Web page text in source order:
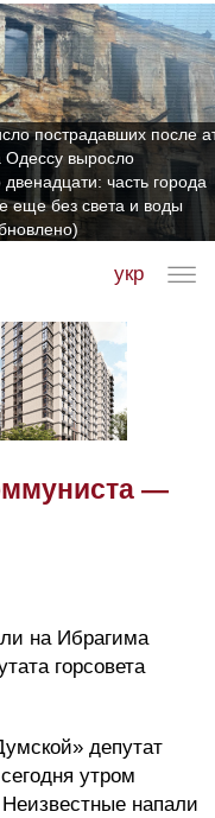
пострадавших после
Одессу выросло
двенадцати: часть города
еще без света и воды
укр
—
на Ибрагима
горсовета
депутат
утром
напали